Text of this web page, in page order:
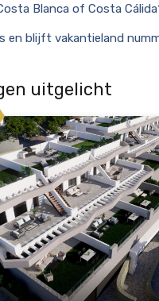
Blanca of Costa
en blijft vakantieland
uitgelicht